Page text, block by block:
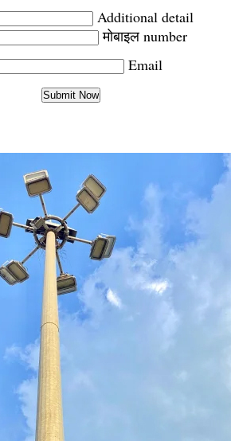
Additional detail
मोबाइल number
Email